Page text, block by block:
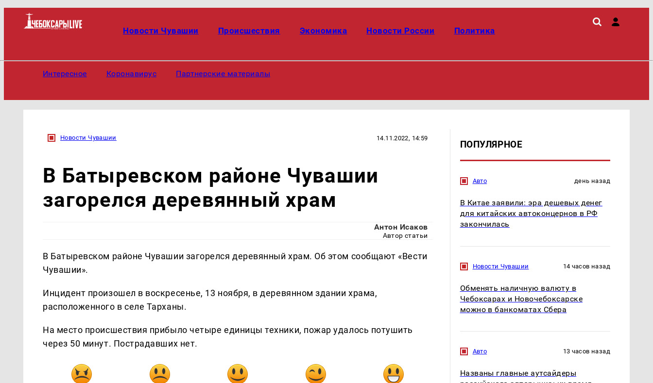
Новости Чувашии Происшествия Экономика Новости России Политика
Интересное Коронавирус Партнерские материалы
Новости Чувашии 14.11.2022, 14:59
В Батыревском районе Чувашии
загорелся деревянный храм
Антон Исаков
Автор статьи
В Батыревском районе Чувашии загорелся деревянный храм. Об этом сообщают «Вести
Чувашии».
Инцидент произошел в воскресенье, 13 ноября, в деревянном здании храма,
расположенного в селе Тарханы.
На место происшествия прибыло четыре единицы техники, пожар удалось потушить
через 50 минут. Пострадавших нет.
ПОПУЛЯРНОЕ
Авто день назад
В Китае заявили: эра дешевых денег
для китайских автоконцернов в РФ
закончилась
Новости Чувашии 14 часов назад
Обменять наличную валюту в
Чебоксарах и Новочебоксарске
можно в банкоматах Сбера
Авто 13 часов назад
Названы главные аутсайдеры